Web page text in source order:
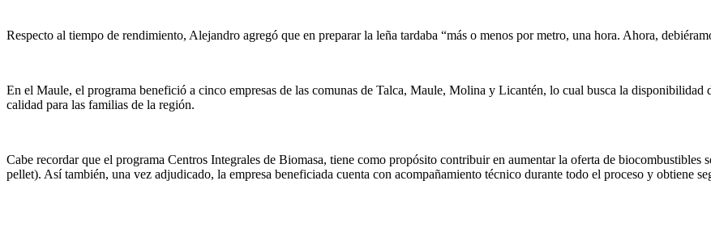
Respecto al tiempo de rendimiento, Alejandro agregó que en preparar la leña tardaba “más o menos por metro, una hora. Ahora,
En el Maule, el programa benefició a cinco empresas de las comunas de Talca, Maule, Molina y Licantén, lo cual busca la
calidad para las familias de la región.
Cabe recordar que el programa Centros Integrales de Biomasa, tiene como propósito contribuir en aumentar la oferta de
pellet). Así también, una vez adjudicado, la empresa beneficiada cuenta con acompañamiento técnico durante todo el proceso y obtiene